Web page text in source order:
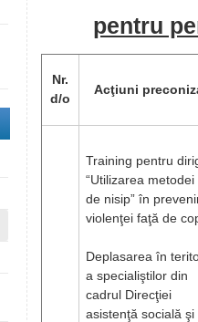
pentru
Nr.
d/o
Acţiuni
Training pentru
“Utilizarea metodei
de nisip” în
violenţei faţă de
Deplasarea în
a specialiştilor din
cadrul Direcţiei
asistenţă socială şi